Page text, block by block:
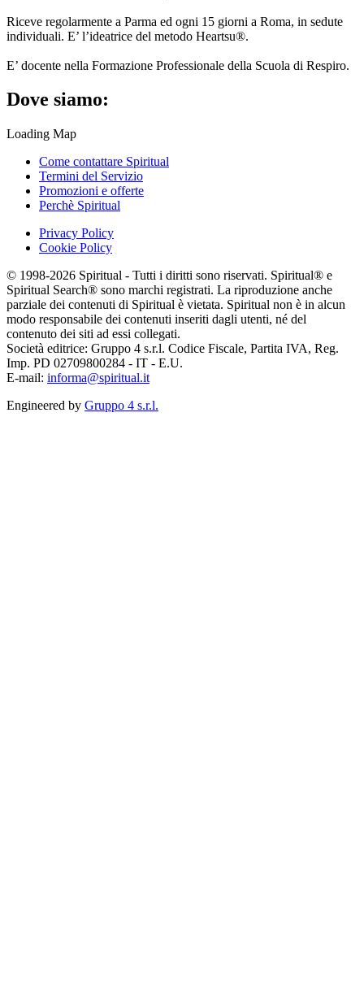
Riceve regolarmente a Parma ed ogni 15 giorni a Roma, in sedute
individuali. E’ l’ideatrice del metodo Heartsu®.
E’ docente nella Formazione Professionale della Scuola di Respiro.
Dove siamo:
Loading Map
Come contattare Spiritual
Termini del Servizio
Promozioni e offerte
Perchè Spiritual
Privacy Policy
Cookie Policy
© 1998-2026 Spiritual - Tutti i diritti sono riservati. Spiritual® e
Spiritual Search® sono marchi registrati. La riproduzione anche
parziale dei contenuti di Spiritual è vietata. Spiritual non è in alcun
modo responsabile dei contenuti inseriti dagli utenti, né del
contenuto dei siti ad essi collegati.
Società editrice: Gruppo 4 s.r.l. Codice Fiscale, Partita IVA, Reg.
Imp. PD 02709800284 - IT - E.U.
E-mail: informa@spiritual.it
Engineered by Gruppo 4 s.r.l.